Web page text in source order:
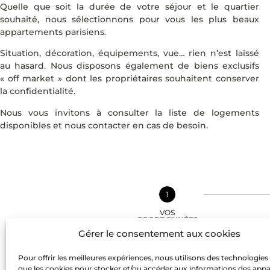
Gérer le consentement aux cookies
Pour offrir les meilleures expériences, nous utilisons des technologies
Quelle que soit la durée de votre séjour et le quartier
souhaité, nous sélectionnons pour vous les plus beaux
appartements parisiens.
Situation, décoration, équipements, vue… rien n’est laissé
au hasard. Nous disposons également de biens exclusifs
« off market » dont les propriétaires souhaitent conserver
la confidentialité.
Nous vous invitons à consulter la liste de logements
disponibles et nous contacter en cas de besoin.
1
VOS
COORDONNÉES
NOM